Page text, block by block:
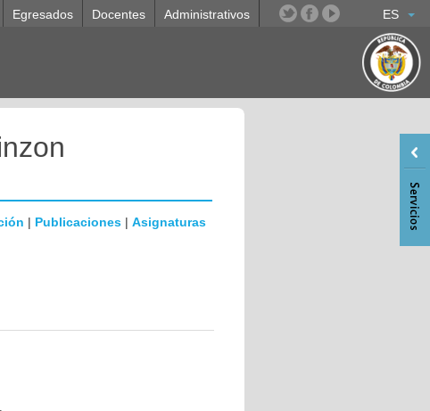
ES
Egresados Docentes Administrativos
| Publicaciones | Asignaturas